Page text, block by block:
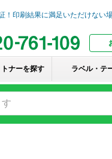
トナーを探す ラベル・テ